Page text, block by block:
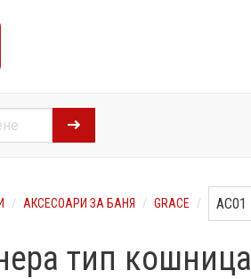
АКСЕСОАРИ ЗА БАНЯ GRACE
тип кошница